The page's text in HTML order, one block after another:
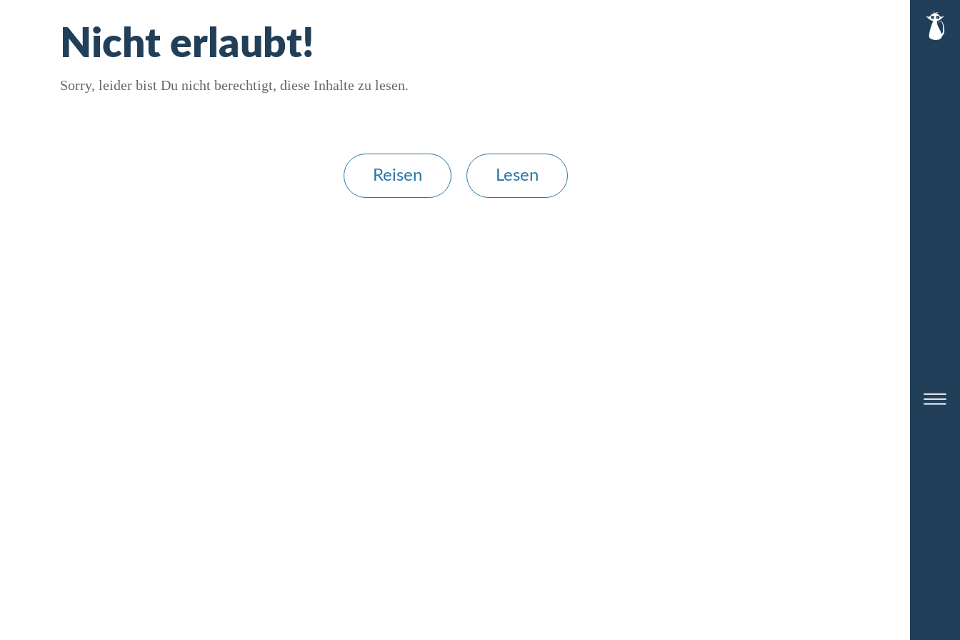
Nicht erlaubt!
Sorry, leider bist Du nicht berechtigt, diese Inhalte zu lesen.
Reisen Lesen